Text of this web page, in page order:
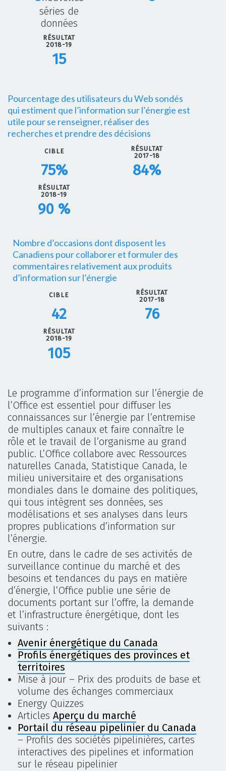
séries de
données
RÉSULTAT
2018-19
15
Pourcentage des utilisateurs du Web sondés
qui estiment que l’information sur l’énergie est
utile pour se renseigner, réaliser des
recherches et prendre des décisions
CIBLE
75%
RÉSULTAT
2017-18
84%
RÉSULTAT
2018-19
90 %
Nombre d’occasions dont disposent les
Canadiens pour collaborer et formuler des
commentaires relativement aux produits
d’information sur l’énergie
CIBLE
42
RÉSULTAT
2017-18
76
RÉSULTAT
2018-19
105
Le programme d’information sur l’énergie de
l’Office est essentiel pour diffuser les
connaissances sur l’énergie par l’entremise
de multiples canaux et faire connaître le
rôle et le travail de l’organisme au grand
public. L’Office collabore avec Ressources
naturelles Canada, Statistique Canada, le
milieu universitaire et des organisations
mondiales dans le domaine des politiques,
qui tous intègrent ses données, ses
modélisations et ses analyses dans leurs
propres publications d’information sur
l’énergie.
En outre, dans le cadre de ses activités de
surveillance continue du marché et des
besoins et tendances du pays en matière
d’énergie, l’Office publie une série de
documents portant sur l’offre, la demande
et l’infrastructure énergétique, dont les
suivants :
Avenir énergétique du Canada
Profils énergétiques des provinces et
territoires
Mise à jour – Prix des produits de base et
volume des échanges commerciaux
Energy Quizzes
Articles Aperçu du marché
Portail du réseau pipelinier du Canada
– Profils des sociétés pipelinières, cartes
interactives des pipelines et information
sur le réseau pipelinier